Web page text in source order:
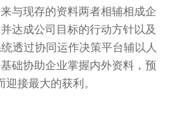
与现存的资料两者相辅相成企
达成公司目标的行动方针以及
统透过协同运作决策平台辅以人
础协助企业掌握内外资料，预
迎接最大的获利。